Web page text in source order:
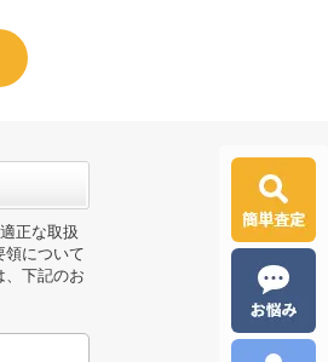
正な取扱
領について
、下記のお